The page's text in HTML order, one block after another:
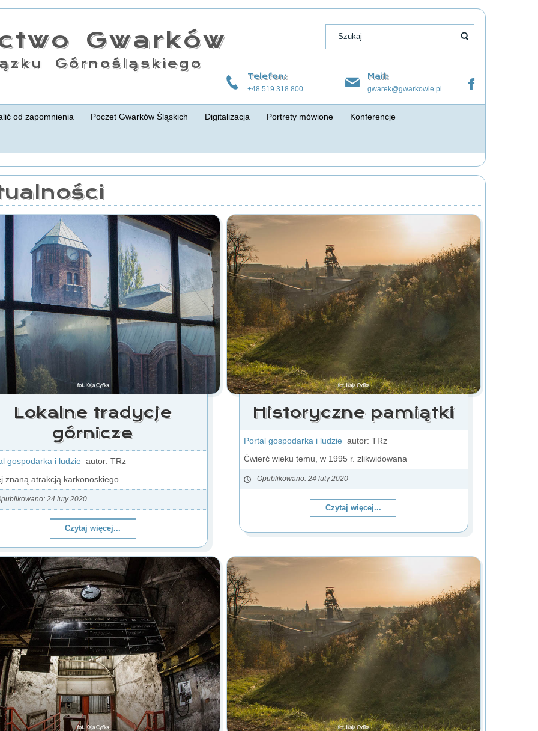
Gwarków
Górnośląskiego
Telefon:
+48 519 318 800
Mail:
gwarek@gwarkowie.pl
od zapomnienia Poczet Gwarków Śląskich Digitalizacja Portrety mówione Konferencje
Lokalne tradycje
górnicze
gospodarka i ludzie autor: TRz
znaną atrakcją karkonoskiego
24 luty 2020
Czytaj więcej...
Historyczne pamiątki
Portal gospodarka i ludzie autor: TRz
Ćwierć wieku temu, w 1995 r. zlikwidowana
Opublikowano: 24 luty 2020
Czytaj więcej...